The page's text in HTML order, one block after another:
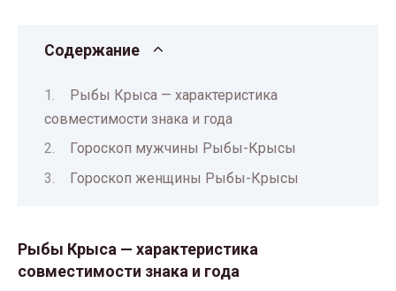
Содержание
Рыбы Крыса — характеристика
совместимости знака и года
Гороскоп мужчины Рыбы-Крысы
Гороскоп женщины Рыбы-Крысы
Рыбы Крыса — характеристика
совместимости знака и года